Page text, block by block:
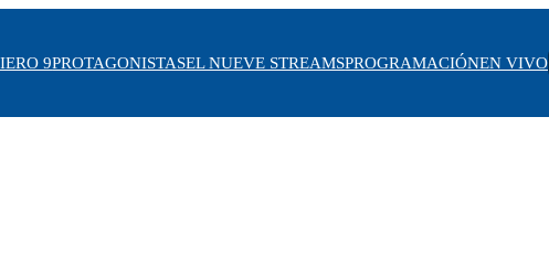
9PROTAGONISTASEL NUEVE STREAMSPROGRAMACIÓNEN VIVO